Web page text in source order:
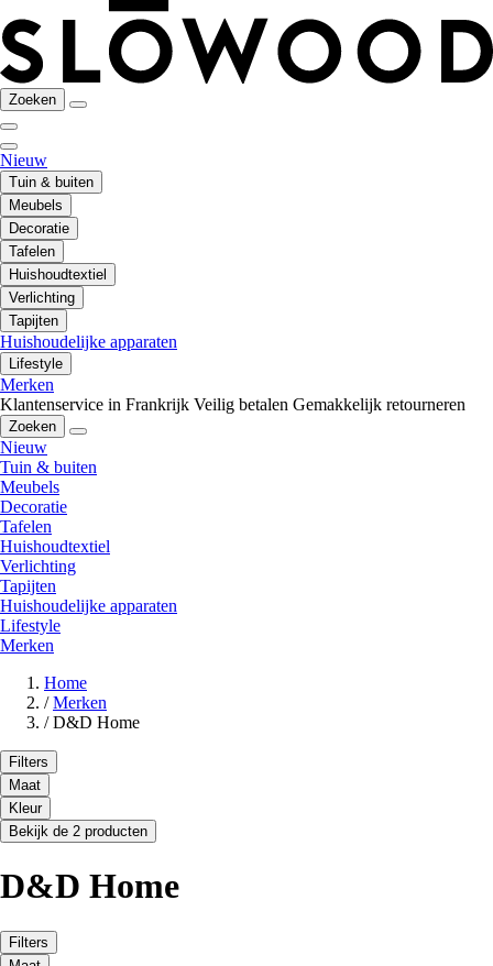
Zoeken
Nieuw
Tuin & buiten
Meubels
Decoratie
Tafelen
Huishoudtextiel
Verlichting
Tapijten
Huishoudelijke apparaten
Lifestyle
Merken
Klantenservice in Frankrijk Veilig betalen Gemakkelijk retourneren
Zoeken
Nieuw
Tuin & buiten
Meubels
Decoratie
Tafelen
Huishoudtextiel
Verlichting
Tapijten
Huishoudelijke apparaten
Lifestyle
Merken
Home
/ Merken
/ D&D Home
Filters
Maat
Kleur
Bekijk de 2 producten
D&D Home
Filters